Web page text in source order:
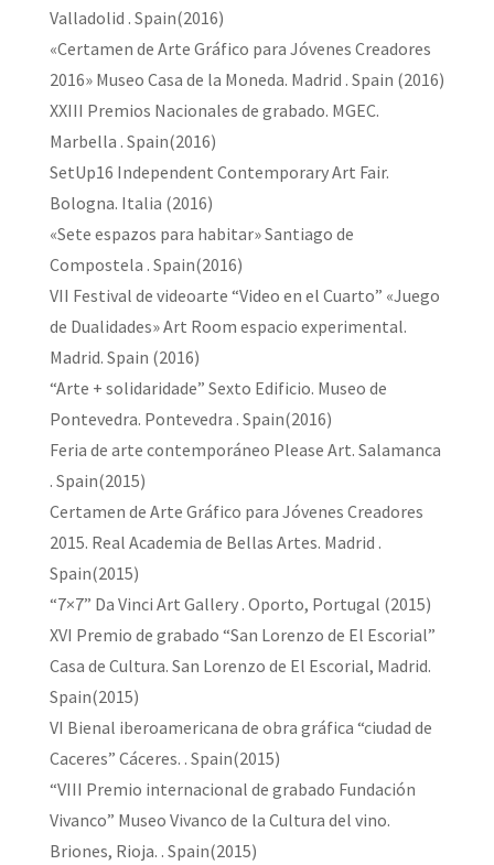
Valladolid . Spain(2016)
«Certamen de Arte Gráfico para Jóvenes Creadores
2016» Museo Casa de la Moneda. Madrid . Spain (2016)
XXIII Premios Nacionales de grabado. MGEC.
Marbella . Spain(2016)
SetUp16 Independent Contemporary Art Fair.
Bologna. Italia (2016)
«Sete espazos para habitar» Santiago de
Compostela . Spain(2016)
VII Festival de videoarte “Video en el Cuarto” «Juego
de Dualidades» Art Room espacio experimental.
Madrid. Spain (2016)
“Arte + solidaridade” Sexto Edificio. Museo de
Pontevedra. Pontevedra . Spain(2016)
Feria de arte contemporáneo Please Art. Salamanca
. Spain(2015)
Certamen de Arte Gráfico para Jóvenes Creadores
2015. Real Academia de Bellas Artes. Madrid .
Spain(2015)
“7×7” Da Vinci Art Gallery . Oporto, Portugal (2015)
XVI Premio de grabado “San Lorenzo de El Escorial”
Casa de Cultura. San Lorenzo de El Escorial, Madrid.
Spain(2015)
VI Bienal iberoamericana de obra gráfica “ciudad de
Caceres” Cáceres. . Spain(2015)
“VIII Premio internacional de grabado Fundación
Vivanco” Museo Vivanco de la Cultura del vino.
Briones, Rioja. . Spain(2015)